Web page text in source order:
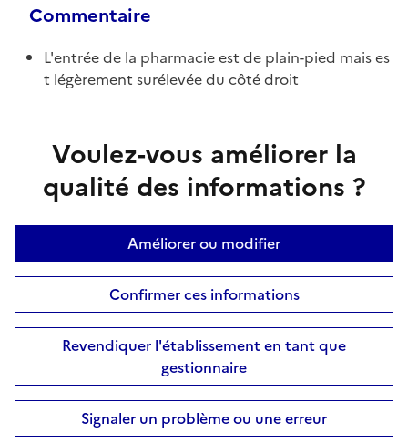
Commentaire
L'entrée de la pharmacie est de plain-pied mais es
t légèrement surélevée du côté droit
Voulez-vous améliorer la
qualité des informations ?
Améliorer ou modifier
Confirmer ces informations
Revendiquer l'établissement en tant que
gestionnaire
Signaler un problème ou une erreur